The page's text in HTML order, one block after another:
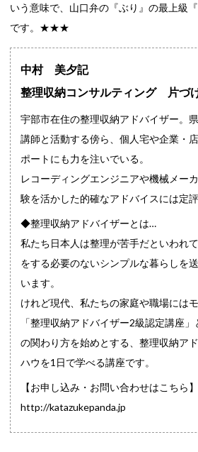
いう意味で、山口弁の『ぶり』の最上級
です。★★★
中村 美夕記
整理収納コンサルティング 片づ
宇部市在住の整理収納アドバイザー。
講師と活動する傍ら、個人宅や企業・
ポートにも力を注いでいる。
レコーディングエンジニアや機械メー
験を活かした的確なアドバイスには定評
◆整理収納アドバイザーとは…
私たち日本人は整理が苦手だといわれ
をする必要のないシンプルな暮らしを
います。
けれど現代、私たちの家庭や職場には
「整理収納アドバイザー2級認定講座
の関わり方を始めとする、整理収納ア
ハウを1日で学べる講座です。
【お申し込み・お問い合わせはこちら】
http://katazukepanda.jp